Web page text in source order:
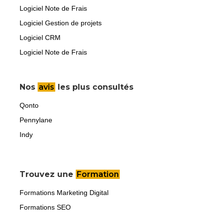
Logiciel Note de Frais
Logiciel Gestion de projets
Logiciel CRM
Logiciel Note de Frais
Nos avis les plus consultés
Qonto
Pennylane
Indy
Trouvez une Formation
Formations Marketing Digital
Formations SEO